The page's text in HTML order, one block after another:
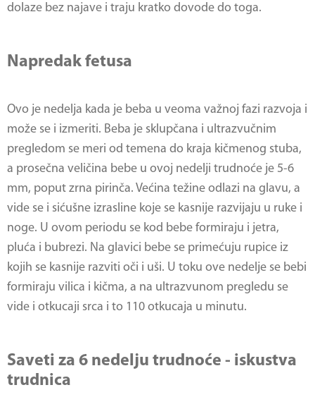
dolaze bez najave i traju kratko dovode do toga.
Napredak fetusa
Ovo je nedelja kada je beba u veoma važnoj fazi razvoja i
može se i izmeriti. Beba je sklupčana i ultrazvučnim
pregledom se meri od temena do kraja kičmenog stuba,
a prosečna veličina bebe u ovoj nedelji trudnoće je 5-6
mm, poput zrna pirinča. Većina težine odlazi na glavu, a
vide se i sićušne izrasline koje se kasnije razvijaju u ruke i
noge. U ovom periodu se kod bebe formiraju i jetra,
pluća i bubrezi. Na glavici bebe se primećuju rupice iz
kojih se kasnije razviti oči i uši. U toku ove nedelje se bebi
formiraju vilica i kičma, a na ultrazvunom pregledu se
vide i otkucaji srca i to 110 otkucaja u minutu.
Saveti za 6 nedelju trudnoće - iskustva
trudnica